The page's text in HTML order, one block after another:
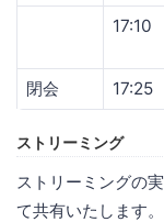
17:10
閉会
17:25
ストリーミング
ストリーミングの
て共有いたします。